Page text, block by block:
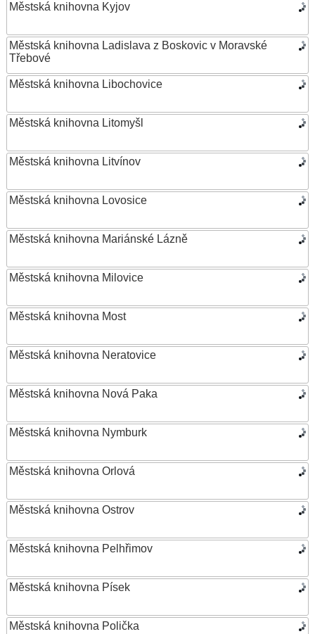
Městská knihovna Kyjov
Městská knihovna Ladislava z Boskovic v Moravské
Třebové
Městská knihovna Libochovice
Městská knihovna Litomyšl
Městská knihovna Litvínov
Městská knihovna Lovosice
Městská knihovna Mariánské Lázně
Městská knihovna Milovice
Městská knihovna Most
Městská knihovna Neratovice
Městská knihovna Nová Paka
Městská knihovna Nymburk
Městská knihovna Orlová
Městská knihovna Ostrov
Městská knihovna Pelhřimov
Městská knihovna Písek
Městská knihovna Polička